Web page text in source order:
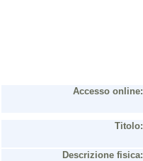
Accesso online:
Titolo:
Descrizione fisica: